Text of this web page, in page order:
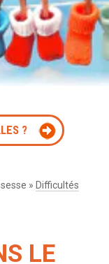
?
» Difficultés
LE